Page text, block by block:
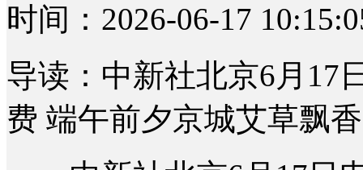
时间：2026-06-17
导读：中新社北京6月17
费 端午前夕京城艾草飘香